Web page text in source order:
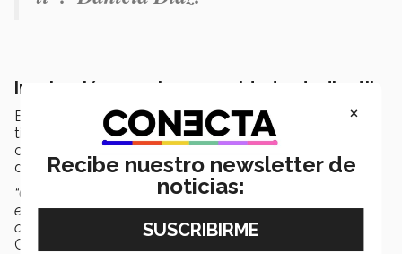
Inspiración para la comunidad estudiantil
El equipo destacó la importancia de participar en este
tipo de actividades, no solo por el impacto en el
currículum, sino también por las habilidades que se
desarrollan para la vida profesional.
“Competencias como esta te preparan para lo que
enfrentarás en la vida real. En este momento fue un
concurso, pero en el futuro serán casos reales”
Camila Ocampo.
×
Recibe nuestro newsletter de
noticias: